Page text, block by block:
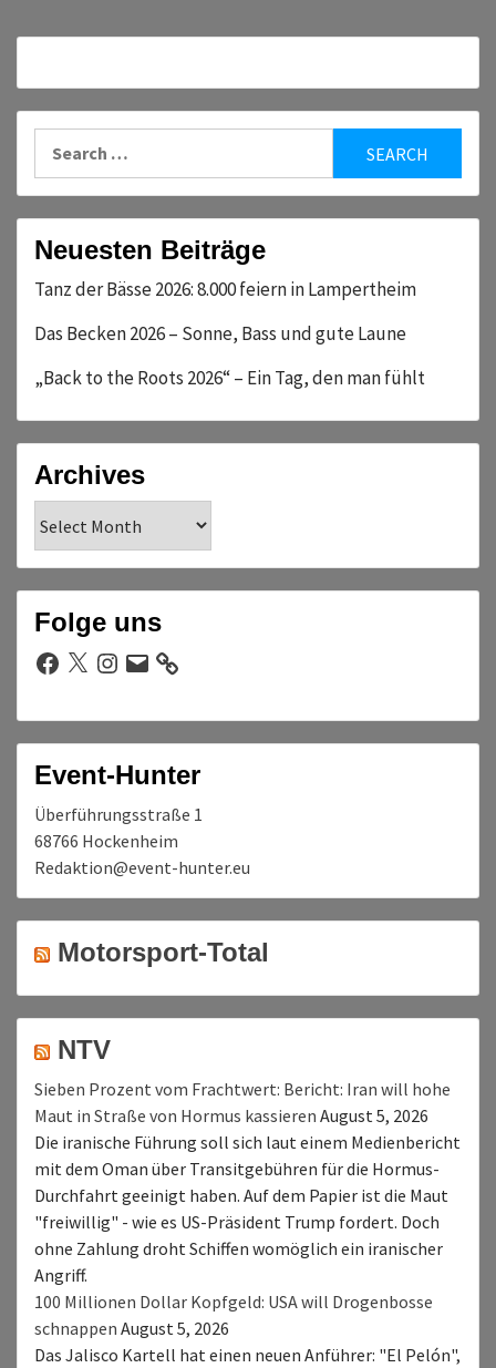
Neuesten Beiträge
Tanz der Bässe 2026: 8.000 feiern in Lampertheim
Das Becken 2026 – Sonne, Bass und gute Laune
„Back to the Roots 2026“ – Ein Tag, den man fühlt
Archives
Folge uns
Facebook
X Instagram
E-
Mail
Event-Hunter
Überführungsstraße 1
68766 Hockenheim
Redaktion@event-hunter.eu
Motorsport-Total
NTV
Sieben Prozent vom Frachtwert: Bericht: Iran will hohe
Maut in Straße von Hormus kassieren August 5, 2026
Die iranische Führung soll sich laut einem Medienbericht
mit dem Oman über Transitgebühren für die Hormus-
Durchfahrt geeinigt haben. Auf dem Papier ist die Maut
"freiwillig" - wie es US-Präsident Trump fordert. Doch
ohne Zahlung droht Schiffen womöglich ein iranischer
Angriff.
100 Millionen Dollar Kopfgeld: USA will Drogenbosse
schnappen August 5, 2026
Das Jalisco Kartell hat einen neuen Anführer: "El Pelón",